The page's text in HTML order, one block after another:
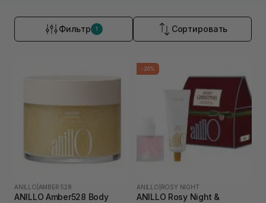
Фильтр 1 Сортировать
ANILLO AMBER 528
ANILLO Amber528 Body
-20%
ANILLO ROSY NIGHT
ANILLO Rosy Night &